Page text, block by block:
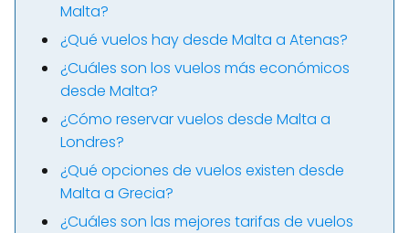
Malta?
¿Qué vuelos hay desde Malta a Atenas?
¿Cuáles son los vuelos más económicos
desde Malta?
¿Cómo reservar vuelos desde Malta a
Londres?
¿Qué opciones de vuelos existen desde
Malta a Grecia?
¿Cuáles son las mejores tarifas de vuelos